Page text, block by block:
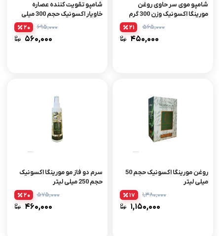
شامپو موی سر حاوی روغن
مورینگا اکسونیک وزن 300 گرم
۵۶۵,۰۰۰
۴۵۰,۰۰۰
21
شامپو تقویت کننده عصاره
خاویار اکسونیک حجم 300 میلی
۶۹۵,۰۰۰
۵۶۰,۰۰۰
20
روغن مورینگا اکسونیک حجم 50
میلی لیتر
۱,۳۸۰,۰۰۰
۱,۱۵۰,۰۰۰
17
سرم دو فاز مو مورینگا اکسونیک
حجم 250 میلی لیتر
۵۷۵,۰۰۰
۴۶۰,۰۰۰
20